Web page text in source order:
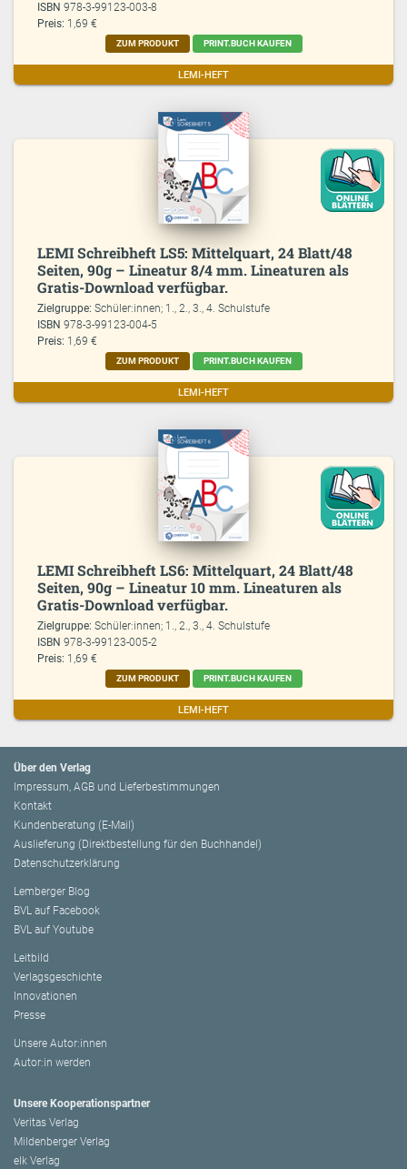
ISBN978-3-99123-003-8
Preis: 1,69 €
ZUM PRODUKT PRINT.BUCH KAUFEN
LEMI-HEFT
LEMI Schreibheft LS5: Mittelquart, 24 Blatt/48
Seiten, 90g – Lineatur 8/4 mm. Lineaturen als
Gratis-Download verfügbar.
Zielgruppe:Schüler:innen; 1., 2., 3., 4. Schulstufe
ISBN978-3-99123-004-5
Preis: 1,69 €
ZUM PRODUKT PRINT.BUCH KAUFEN
LEMI-HEFT
LEMI Schreibheft LS6: Mittelquart, 24 Blatt/48
Seiten, 90g – Lineatur 10 mm. Lineaturen als
Gratis-Download verfügbar.
Zielgruppe:Schüler:innen; 1., 2., 3., 4. Schulstufe
ISBN978-3-99123-005-2
Preis: 1,69 €
ZUM PRODUKT PRINT.BUCH KAUFEN
LEMI-HEFT
Über den Verlag
Impressum, AGB und Lieferbestimmungen
Kontakt
Kundenberatung (E-Mail)
Auslieferung (Direktbestellung für den Buchhandel)
Datenschutzerklärung
Lemberger Blog
BVL auf Facebook
BVL auf Youtube
Leitbild
Verlagsgeschichte
Innovationen
Presse
Unsere Autor:innen
Autor:in werden
Unsere Kooperationspartner
Veritas Verlag
Mildenberger Verlag
elk Verlag